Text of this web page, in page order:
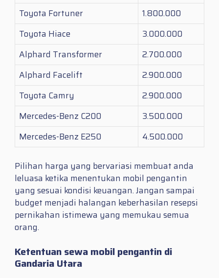
Toyota Fortuner
1.800.000
Toyota Hiace
3.000.000
Alphard Transformer
2.700.000
Alphard Facelift
2.900.000
Toyota Camry
2.900.000
Mercedes-Benz C200
3.500.000
Mercedes-Benz E250
4.500.000
Pilihan harga yang bervariasi membuat anda
leluasa ketika menentukan mobil pengantin
yang sesuai kondisi keuangan. Jangan sampai
budget menjadi halangan keberhasilan resepsi
pernikahan istimewa yang memukau semua
orang.
Ketentuan sewa mobil pengantin di
Gandaria Utara